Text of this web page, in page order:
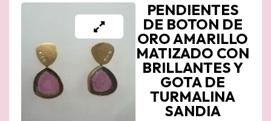
PENDIENTES
DE BOTON DE
ORO AMARILLO
MATIZADO CON
BRILLANTES Y
GOTA DE
TURMALINA
SANDIA